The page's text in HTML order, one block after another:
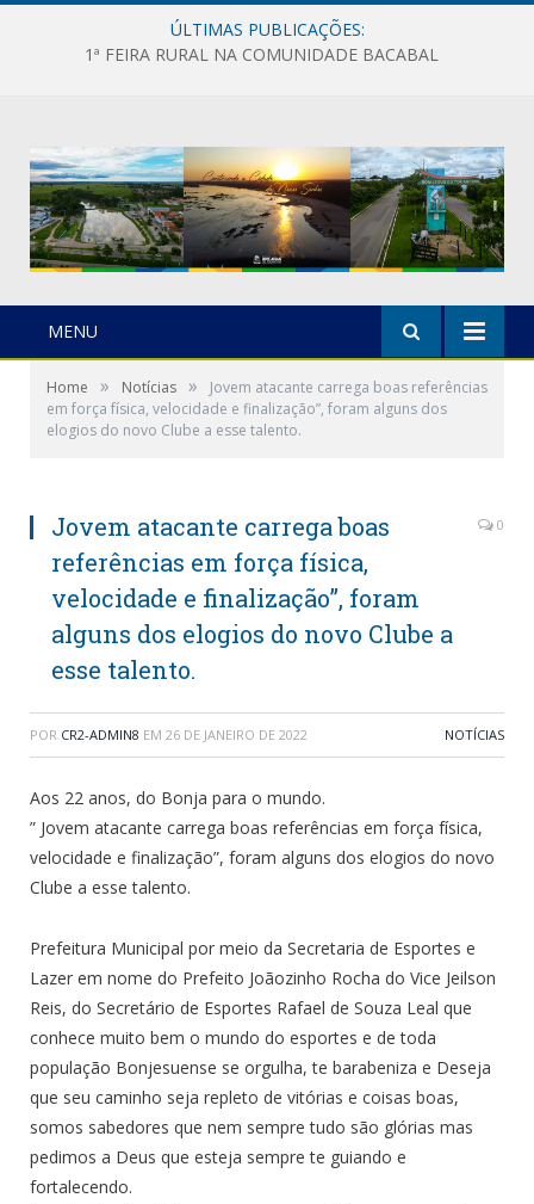
ÚLTIMAS PUBLICAÇÕES:
1ª FEIRA RURAL NA COMUNIDADE BACABAL
MENU
Home » Notícias »
Jovem atacante carrega boas referências
em força física, velocidade e finalização”, foram alguns dos
elogios do novo Clube a esse talento.
Jovem atacante carrega boas
referências em força física,
velocidade e finalização”, foram
alguns dos elogios do novo Clube a
esse talento.
0
POR CR2-ADMIN8 EM 26 DE JANEIRO DE 2022 NOTÍCIAS
Aos 22 anos, do Bonja para o mundo.
” Jovem atacante carrega boas referências em força física,
velocidade e finalização”, foram alguns dos elogios do novo
Clube a esse talento.
Prefeitura Municipal por meio da Secretaria de Esportes e
Lazer em nome do Prefeito Joãozinho Rocha do Vice Jeilson
Reis, do Secretário de Esportes Rafael de Souza Leal que
conhece muito bem o mundo do esportes e de toda
população Bonjesuense se orgulha, te barabeniza e Deseja
que seu caminho seja repleto de vitórias e coisas boas,
somos sabedores que nem sempre tudo são glórias mas
pedimos a Deus que esteja sempre te guiando e
fortalecendo.